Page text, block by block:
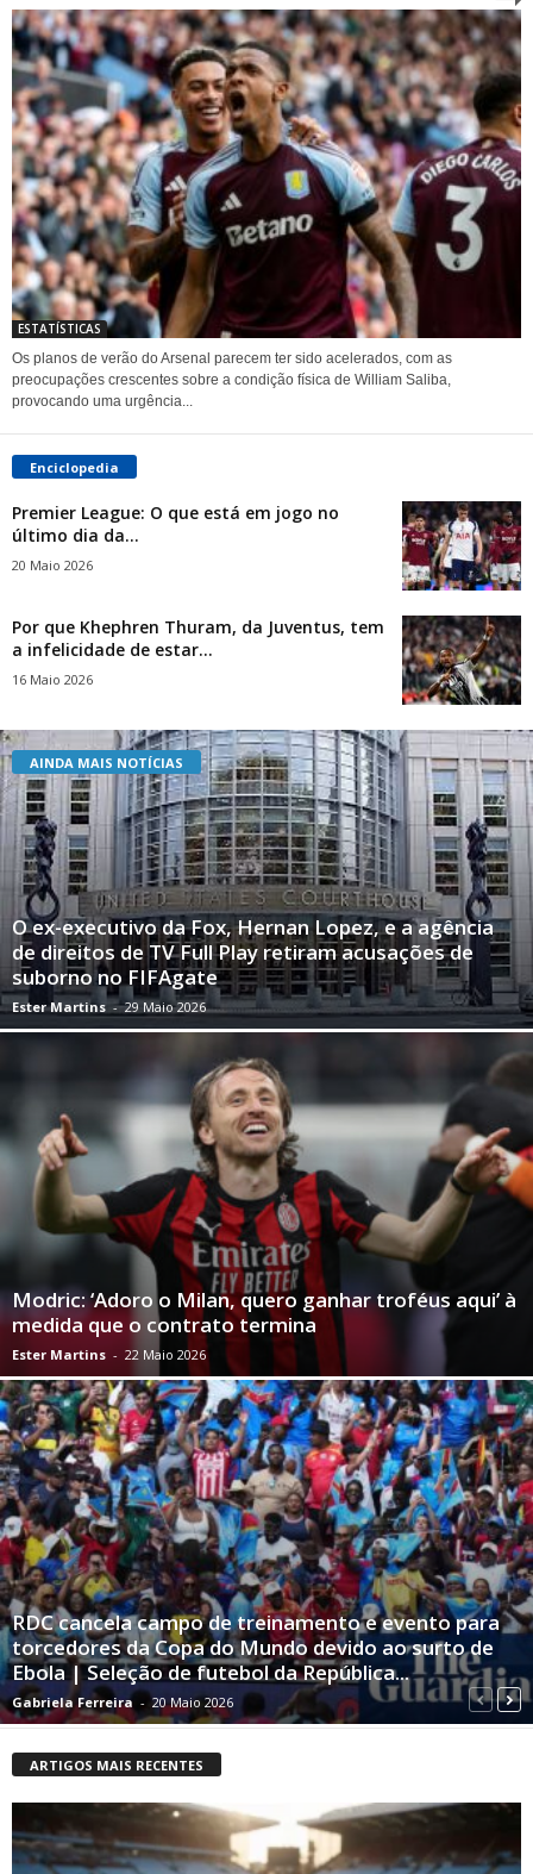
ESTATÍSTICAS
Os planos de verão do Arsenal parecem ter sido acelerados, com as
preocupações crescentes sobre a condição física de William Saliba,
provocando uma urgência...
Enciclopedia
Premier League: O que está em jogo no
último dia da...
20 Maio 2026
Por que Khephren Thuram, da Juventus, tem
a infelicidade de estar...
16 Maio 2026
AINDA MAIS NOTÍCIAS
O ex-executivo da Fox, Hernan Lopez, e a agência
de direitos de TV Full Play retiram acusações de
suborno no FIFAgate
Ester Martins - 29 Maio 2026
Modric: ‘Adoro o Milan, quero ganhar troféus aqui’ à
medida que o contrato termina
Ester Martins - 22 Maio 2026
RDC cancela campo de treinamento e evento para
torcedores da Copa do Mundo devido ao surto de
Ebola | Seleção de futebol da República...
Gabriela Ferreira - 20 Maio 2026
ARTIGOS MAIS RECENTES